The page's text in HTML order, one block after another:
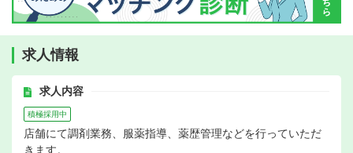
求人情報
求人内容
積極採用中
店舗にて調剤業務、服薬指導、薬歴管理などを行っていただ
きます。